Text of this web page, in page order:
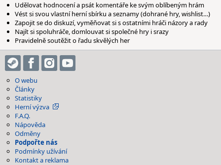
Udělovat hodnocení a psát komentáře ke svým oblíbeným hrám
Vést si svou vlastní herní sbírku a seznamy (dohrané hry, wishlist…)
Zapojit se do diskuzí, vyměňovat si s ostatními hráči názory a rady
Najít si spoluhráče, domlouvat si společné hry i srazy
Pravidelně soutěžit o řadu skvělých her
O webu
Články
Statistiky
Herní výzva
F.A.Q.
Nápověda
Odměny
Podpořte nás
Podmínky užívání
Kontakt a reklama